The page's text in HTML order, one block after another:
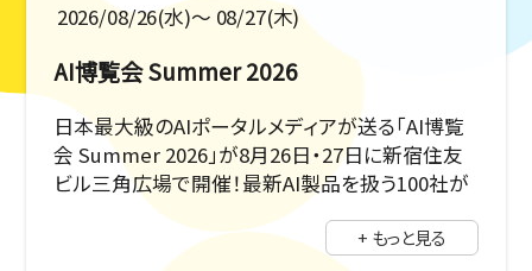
2026/08/26(水)〜 08/27(木)
AI博覧会 Summer 2026
日本最大級のAIポータルメディアが送る「AI博覧
会 Summer 2026」が8月26日・27日に新宿住友
ビル三角広場で開催！最新AI製品を扱う100社が
専門カンファレンスを実施します。最先端AIのビジ
+ もっと見る